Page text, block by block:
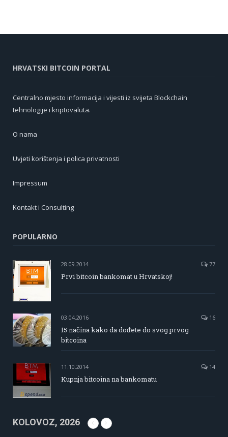
HRVATSKI BITCOIN PORTAL
Centralno mjesto informacija i vijesti iz svijeta Blockchain
tehnologije i kriptovaluta.
O nama
Uvjeti korištenja i polica privatnosti
Impressum
Kontakt i Consulting
POPULARNO
28.09.2014 77
Prvi bitcoin bankomat u Hrvatskoj!
03.04.2016 16
15 načina kako da dođete do svog prvog
bitcoina
11.10.2014 14
Kupnja bitcoina na bankomatu
KOLOVOZ, 2026